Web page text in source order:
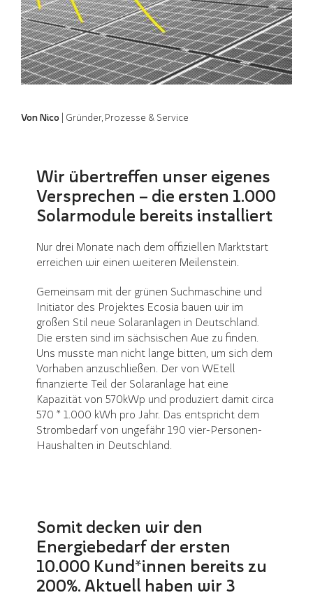
Von Nico | Gründer, Prozesse & Service
Wir übertreffen unser eigenes
Versprechen – die ersten 1.000
Solarmodule bereits installiert
Nur drei Monate nach dem offiziellen Marktstart
erreichen wir einen weiteren Meilenstein.
Gemeinsam mit der grünen Suchmaschine und
Initiator des Projektes Ecosia bauen wir im
großen Stil neue Solaranlagen in Deutschland.
Die ersten sind im sächsischen Aue zu finden.
Uns musste man nicht lange bitten, um sich dem
Vorhaben anzuschließen. Der von WEtell
finanzierte Teil der Solaranlage hat eine
Kapazität von 570kWp und produziert damit circa
570 * 1.000 kWh pro Jahr. Das entspricht dem
Strombedarf von ungefähr 190 vier-Personen-
Haushalten in Deutschland.
Somit decken wir den
Energiebedarf der ersten
10.000 Kund*innen bereits zu
200%. Aktuell haben wir 3